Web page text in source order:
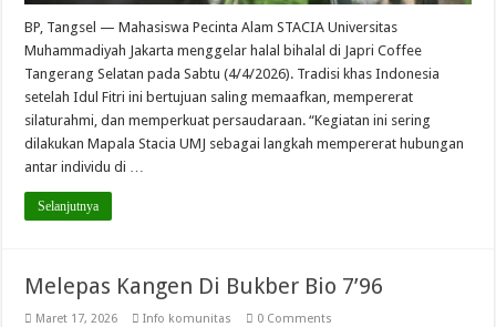
BP, Tangsel — Mahasiswa Pecinta Alam STACIA Universitas
Muhammadiyah Jakarta menggelar halal bihalal di Japri Coffee
Tangerang Selatan pada Sabtu (4/4/2026). Tradisi khas Indonesia
setelah Idul Fitri ini bertujuan saling memaafkan, mempererat
silaturahmi, dan memperkuat persaudaraan. “Kegiatan ini sering
dilakukan Mapala Stacia UMJ sebagai langkah mempererat hubungan
antar individu di …
Selanjutnya
Melepas Kangen Di Bukber Bio 7’96
Maret 17, 2026 Info komunitas 0 Comments